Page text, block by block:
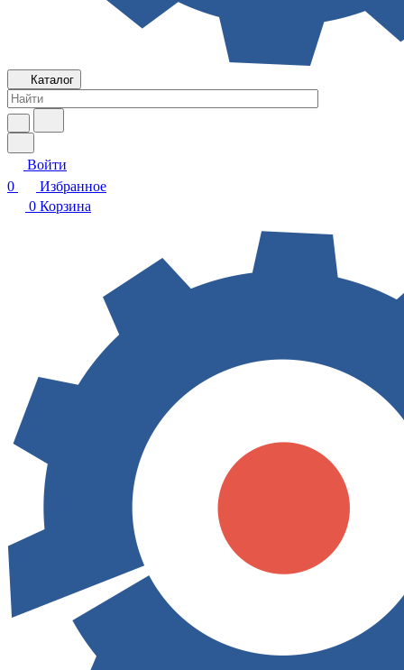
Каталог
Войти
0
Избранное
0 Корзина